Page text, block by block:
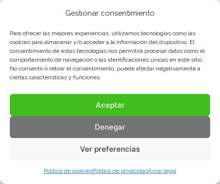
Gestionar consentimiento
Para ofrecer las mejores experiencias, utilizamos tecnologías como las
cookies para almacenar y/o acceder a la información del dispositivo. El
consentimiento de estas tecnologías nos permitirá procesar datos como el
comportamiento de navegación o las identificaciones únicas en este sitio.
No consentir o retirar el consentimiento, puede afectar negativamente a
ciertas características y funciones.
Aceptar
Denegar
Ver preferencias
Política de cookiesPolítica de privacidadAviso legal